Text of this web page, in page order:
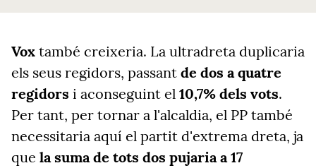
Vox també creixeria. La ultradreta duplicaria
els seus regidors, passant de dos a quatre
regidors i aconseguint el 10,7% dels vots.
Per tant, per tornar a l'alcaldia, el PP també
necessitaria aquí el partit d'extrema dreta, ja
que la suma de tots dos pujaria a 17